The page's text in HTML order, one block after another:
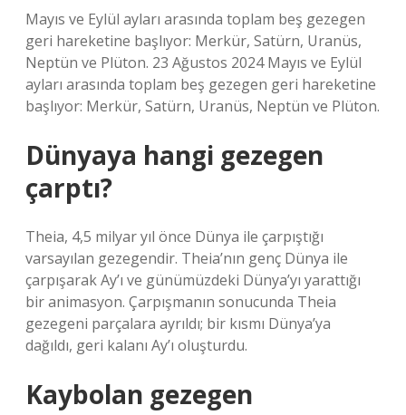
Mayıs ve Eylül ayları arasında toplam beş gezegen
geri hareketine başlıyor: Merkür, Satürn, Uranüs,
Neptün ve Plüton. 23 Ağustos 2024 Mayıs ve Eylül
ayları arasında toplam beş gezegen geri hareketine
başlıyor: Merkür, Satürn, Uranüs, Neptün ve Plüton.
Dünyaya hangi gezegen
çarptı?
Theia, 4,5 milyar yıl önce Dünya ile çarpıştığı
varsayılan gezegendir. Theia’nın genç Dünya ile
çarpışarak Ay’ı ve günümüzdeki Dünya’yı yarattığı
bir animasyon. Çarpışmanın sonucunda Theia
gezegeni parçalara ayrıldı; bir kısmı Dünya’ya
dağıldı, geri kalanı Ay’ı oluşturdu.
Kaybolan gezegen